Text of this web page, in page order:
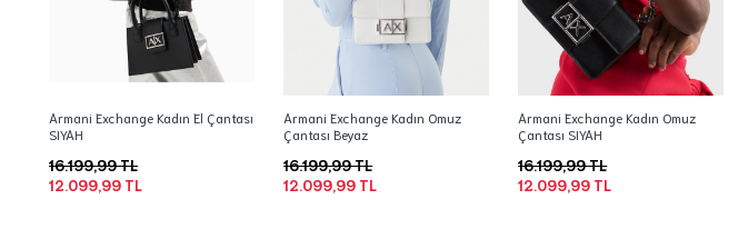
Armani Exchange Kadın El Çantası
SIYAH
12.099,99 TL
16.199,99 TL
Armani Exchange Kadın Omuz
Çantası Beyaz
12.099,99 TL
16.199,99 TL
Armani Exchange Kadın Omuz
Çantası SIYAH
12.099,99 TL
16.199,99 TL